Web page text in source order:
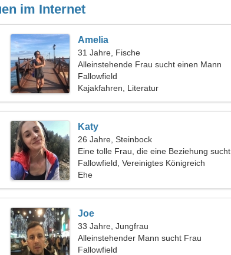
im Internet
Amelia
31 Jahre, Fische
Alleinstehende Frau sucht einen Mann
Fallowfield
Kajakfahren, Literatur
Katy
26 Jahre, Steinbock
Eine tolle Frau, die eine Beziehung sucht
Fallowfield, Vereinigtes Königreich
Ehe
Joe
33 Jahre, Jungfrau
Alleinstehender Mann sucht Frau
Fallowfield